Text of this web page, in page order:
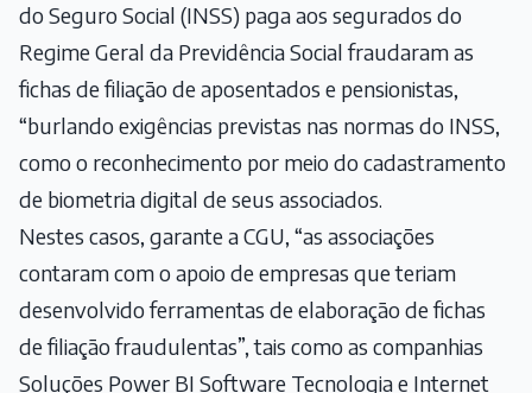
do Seguro Social (INSS) paga aos segurados do
Regime Geral da Previdência Social fraudaram as
fichas de filiação de aposentados e pensionistas,
“burlando exigências previstas nas normas do INSS,
como o reconhecimento por meio do cadastramento
de biometria digital de seus associados.
Nestes casos, garante a CGU, “as associações
contaram com o apoio de empresas que teriam
desenvolvido ferramentas de elaboração de fichas
de filiação fraudulentas”, tais como as companhias
Soluções Power BI Software Tecnologia e Internet